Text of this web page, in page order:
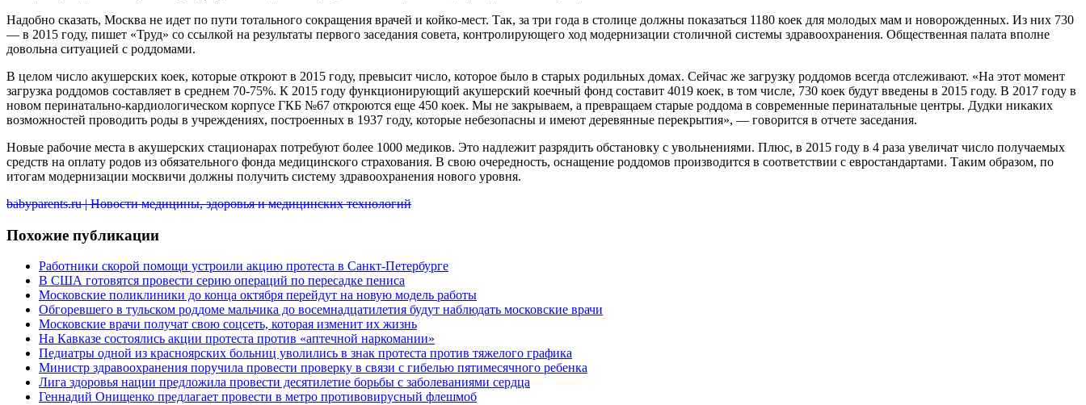
Надобно сказать, Москва не идет по пути тотального сокращения врачей и койко-мест. Так, за три года в столице должны показаться 1180 коек для молодых мам и новорожденных. Из них 730
— в 2015 году, пишет «Труд» со ссылкой на результаты первого заседания совета, контролирующего ход модернизации столичной системы здравоохранения. Общественная палата вполне
довольна ситуацией с роддомами.
В целом число акушерских коек, которые откроют в 2015 году, превысит число, которое было в старых родильных домах. Сейчас же загрузку роддомов всегда отслеживают. «На этот момент
загрузка роддомов составляет в среднем 70-75%. К 2015 году функционирующий акушерский коечный фонд составит 4019 коек, в том числе, 730 коек будут введены в 2015 году. В 2017 году в
новом перинатально-кардиологическом корпусе ГКБ №67 откроются еще 450 коек. Мы не закрываем, а превращаем старые роддома в современные перинатальные центры. Дудки никаких
возможностей проводить роды в учреждениях, построенных в 1937 году, которые небезопасны и имеют деревянные перекрытия», — говорится в отчете заседания.
Новые рабочие места в акушерских стационарах потребуют более 1000 медиков. Это надлежит разрядить обстановку с увольнениями. Плюс, в 2015 году в 4 раза увеличат число получаемых
средств на оплату родов из обязательного фонда медицинского страхования. В свою очередность, оснащение роддомов производится в соответствии с евростандартами. Таким образом, по
итогам модернизации москвичи должны получить систему здравоохранения нового уровня.
babyparents.ru | Новости медицины, здоровья и медицинских технологий
Похожие публикации
Работники скорой помощи устроили акцию протеста в Санкт-Петербурге
В США готовятся провести серию операций по пересадке пениса
Московские поликлиники до конца октября перейдут на новую модель работы
Обгоревшего в тульском роддоме мальчика до восемнадцатилетия будут наблюдать московские врачи
Московские врачи получат свою соцсеть, которая изменит их жизнь
На Кавказе состоялись акции протеста против «аптечной наркомании»
Педиатры одной из красноярских больниц уволились в знак протеста против тяжелого графика
Министр здравоохранения поручила провести проверку в связи с гибелью пятимесячного ребенка
Лига здоровья нации предложила провести десятилетие борьбы с заболеваниями сердца
Геннадий Онищенко предлагает провести в метро противовирусный флешмоб